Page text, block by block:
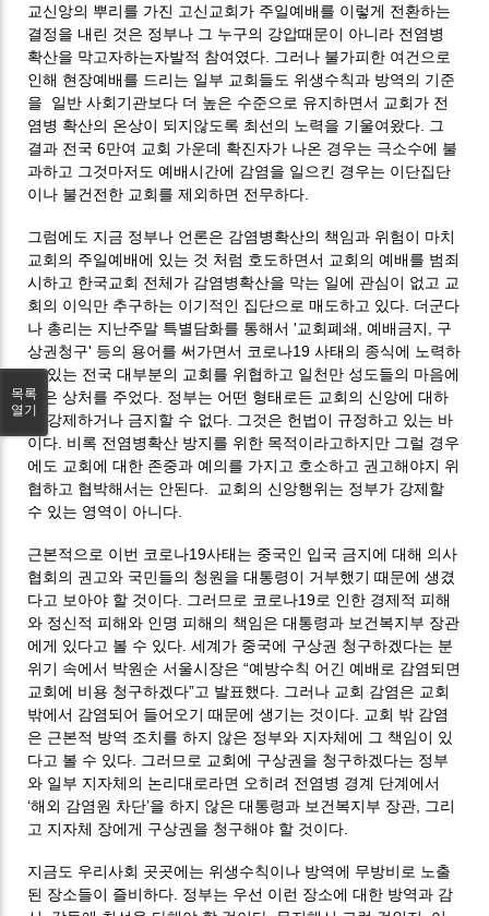
교신앙의 뿌리를 가진 고신교회가 주일예배를 이렇게 전환하는
결정을 내린 것은 정부나 그 누구의 강압때문이 아니라 전염병
확산을 막고자하는자발적 참여였다. 그러나 불가피한 여건으로
인해 현장예배를 드리는 일부 교회들도 위생수칙과 방역의 기준
을 일반 사회기관보다 더 높은 수준으로 유지하면서 교회가 전
염병 확산의 온상이 되지않도록 최선의 노력을 기울여왔다. 그
결과 전국 6만여 교회 가운데 확진자가 나온 경우는 극소수에 불
과하고 그것마저도 예배시간에 감염을 일으킨 경우는 이단집단
이나 불건전한 교회를 제외하면 전무하다.
그럼에도 지금 정부나 언론은 감염병확산의 책임과 위험이 마치
교회의 주일예배에 있는 것 처럼 호도하면서 교회의 예배를 범죄
시하고 한국교회 전체가 감염병확산을 막는 일에 관심이 없고 교
회의 이익만 추구하는 이기적인 집단으로 매도하고 있다. 더군다
나 총리는 지난주말 특별담화를 통해서 '교회폐쇄, 예배금지, 구
상권청구' 등의 용어를 써가면서 코로나19 사태의 종식에 노력하
고 있는 전국 대부분의 교회를 위협하고 일천만 성도들의 마음에
깊은 상처를 주었다. 정부는 어떤 형태로든 교회의 신앙에 대하
여 강제하거나 금지할 수 없다. 그것은 헌법이 규정하고 있는 바
이다. 비록 전염병확산 방지를 위한 목적이라고하지만 그럴 경우
에도 교회에 대한 존중과 예의를 가지고 호소하고 권고해야지 위
협하고 협박해서는 안된다. 교회의 신앙행위는 정부가 강제할
수 있는 영역이 아니다.
근본적으로 이번 코로나19사태는 중국인 입국 금지에 대해 의사
협회의 권고와 국민들의 청원을 대통령이 거부했기 때문에 생겼
다고 보아야 할 것이다. 그러므로 코로나19로 인한 경제적 피해
와 정신적 피해와 인명 피해의 책임은 대통령과 보건복지부 장관
에게 있다고 볼 수 있다. 세계가 중국에 구상권 청구하겠다는 분
위기 속에서 박원순 서울시장은 “예방수칙 어긴 예배로 감염되면
교회에 비용 청구하겠다”고 발표했다. 그러나 교회 감염은 교회
밖에서 감염되어 들어오기 때문에 생기는 것이다. 교회 밖 감염
은 근본적 방역 조치를 하지 않은 정부와 지자체에 그 책임이 있
다고 볼 수 있다. 그러므로 교회에 구상권을 청구하겠다는 정부
와 일부 지자체의 논리대로라면 오히려 전염병 경계 단계에서
‘해외 감염원 차단’을 하지 않은 대통령과 보건복지부 장관, 그리
고 지자체 장에게 구상권을 청구해야 할 것이다.
지금도 우리사회 곳곳에는 위생수칙이나 방역에 무방비로 노출
된 장소들이 즐비하다. 정부는 우선 이런 장소에 대한 방역과 감
목록
열기